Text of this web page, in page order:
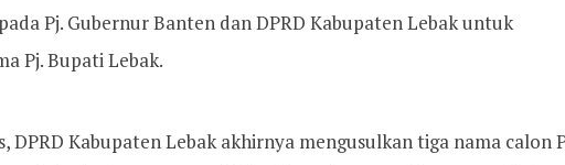
Pj. Gubernur Banten dan DPRD Kabupaten Lebak untuk
Pj. Bupati Lebak.
DPRD Kabupaten Lebak akhirnya mengusulkan tiga nama calon